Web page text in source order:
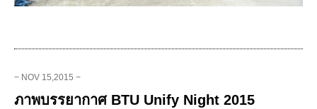
− NOV 15,2015 −
ภาพบรรยากาศ BTU Unify Night 2015